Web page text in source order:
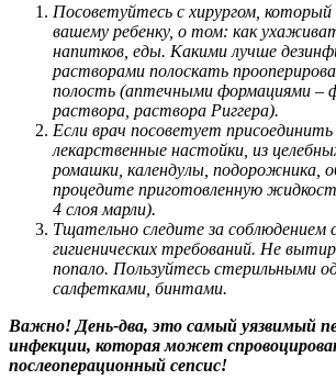
Посоветуйтесь с хирургом,
вашему ребенку, о том: как
напитков, еды. Какими лучше
растворами полоскать
полость (аптечными формациями –
раствора, раствора Риггера).
Если врач посоветует
лекарственные настойки, из
ромашки, календулы, подорожника,
процедите приготовленную
4 слоя марли).
Тщательно следите за соблюдением
гигиенических требований. Не
попало. Пользуйтесь стерильными
салфетками, бинтами.
Важно! День-два, это самый уязвимый
инфекции, которая может
послеоперационный сепсис!